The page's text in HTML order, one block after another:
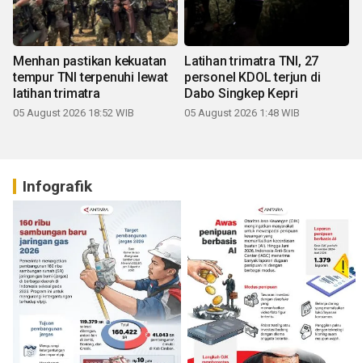
Menhan pastikan kekuatan
tempur TNI terpenuhi lewat
latihan trimatra
05 August 2026 18:52 WIB
Latihan trimatra TNI, 27
personel KDOL terjun di
Dabo Singkep Kepri
05 August 2026 1:48 WIB
Infografik